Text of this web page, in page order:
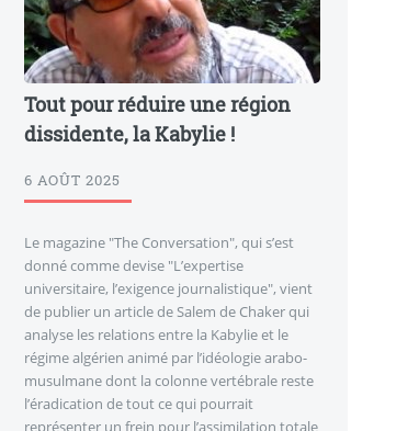
Tout pour réduire une région
dissidente, la Kabylie !
6 AOÛT 2025
Le magazine "The Conversation", qui s’est
donné comme devise "L’expertise
universitaire, l’exigence journalistique", vient
de publier un article de Salem de Chaker qui
analyse les relations entre la Kabylie et le
régime algérien animé par l’idéologie arabo-
musulmane dont la colonne vertébrale reste
l’éradication de tout ce qui pourrait
représenter un frein pour l’assimilation totale